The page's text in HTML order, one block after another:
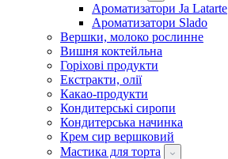
Ароматизатори Ja Latarte
Ароматизатори Slado
Вершки, молоко рослинне
Вишня коктейльна
Горіхові продукти
Екстракти, олії
Какао-продукти
Кондитерські сиропи
Кондитерська начинка
Крем сир вершковий
Мастика для торта